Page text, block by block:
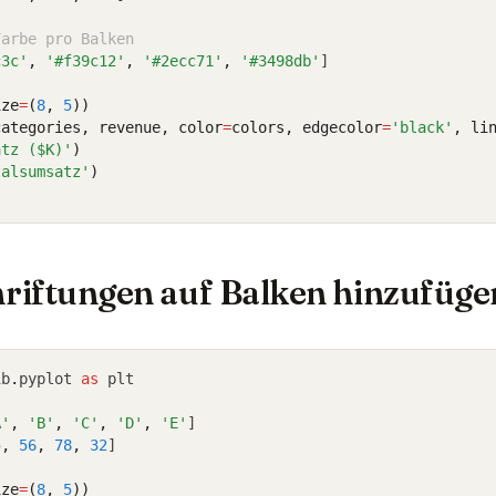
pro Balken
, '#f39c12' , '#2ecc71' , '#3498db' ]
=(8, 5))
revenue, color=colors, edgecolor='black' ,
($K)' )
)
auf Balken
. pyplot as plt
, 'B' , 'C' , 'D' , 'E' ]
, 56, 78, 32]
=(8, 5))